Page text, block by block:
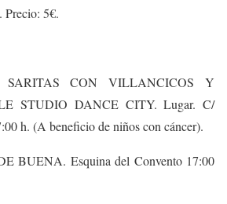
Precio: 5€.
SARITAS CON VILLANCICOS Y
STUDIO DANCE CITY. Lugar. C/
h. (A beneficio de niños con cáncer).
BUENA. Esquina del Convento 17:00